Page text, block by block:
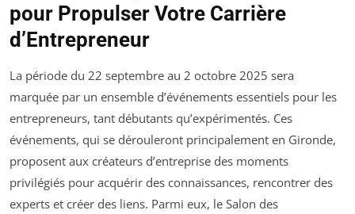
pour Propulser Votre Carrière
d’Entrepreneur
La période du 22 septembre au 2 octobre 2025 sera
marquée par un ensemble d’événements essentiels pour les
entrepreneurs, tant débutants qu’expérimentés. Ces
événements, qui se dérouleront principalement en Gironde,
proposent aux créateurs d’entreprise des moments
privilégiés pour acquérir des connaissances, rencontrer des
experts et créer des liens. Parmi eux, le Salon des